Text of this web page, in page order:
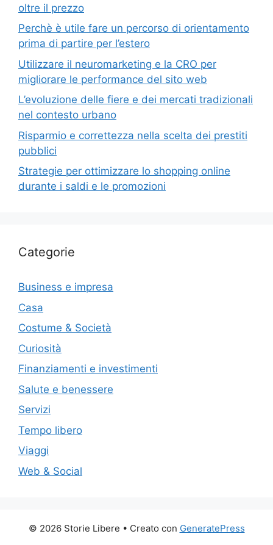
oltre il prezzo
Perchè è utile fare un percorso di orientamento
prima di partire per l’estero
Utilizzare il neuromarketing e la CRO per
migliorare le performance del sito web
L’evoluzione delle fiere e dei mercati tradizionali
nel contesto urbano
Risparmio e correttezza nella scelta dei prestiti
pubblici
Strategie per ottimizzare lo shopping online
durante i saldi e le promozioni
Categorie
Business e impresa
Casa
Costume & Società
Curiosità
Finanziamenti e investimenti
Salute e benessere
Servizi
Tempo libero
Viaggi
Web & Social
© 2026 Storie Libere • Creato con GeneratePress